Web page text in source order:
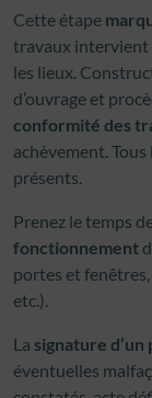
Cette étape
travaux intervient
les lieux.
d’ouvrage et
conformité des
achèvement.
présents.
Prenez le temps
fonctionnement
portes et
etc.).
La signature
éventuelles